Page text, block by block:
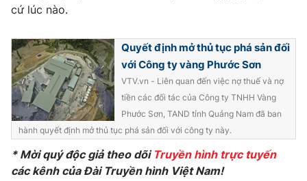
Nhân vật
Khán giả
Giải sao mai
Sao
Đời sống
Du lịch
Làm đẹp
Chất lượng cuộc sống
Giáo dục
Tuyển sinh
Học trực tuyến
Công nghệ
Hitech Công nghệ tương lai
Thị trường
Giao lưu trực tuyến
Lịch phát sóng
cứ lúc nào.
Quyết định mở thủ tục phá sản đối
với Công ty vàng Phước Sơn
VTV.vn - Liên quan đến việc nợ thuế và nợ
tiền các đối tác của Công ty TNHH Vàng
Phước Sơn, TAND tỉnh Quảng Nam đã ban
hành quyết định mở thủ tục phá sản đối với công ty này.
* Mời quý độc giả theo dõi Truyền hình trực tuyến
các kênh của Đài Truyền hình Việt Nam!